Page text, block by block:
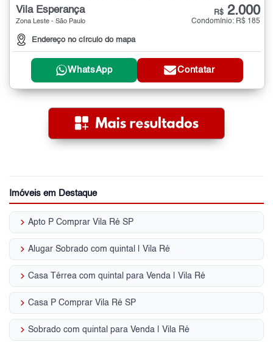
Vila Esperança
Zona Leste - São Paulo
Endereço no círculo do mapa
R$ 2.000
Condomínio: R$ 185
WhatsApp Contatar
Imóveis em Destaque
keyboard_arrow_right Apto P Comprar Vila Ré SP
keyboard_arrow_right Alugar Sobrado com quintal | Vila Ré
keyboard_arrow_right Casa Térrea com quintal para Venda | Vila Ré
keyboard_arrow_right Casa P Comprar Vila Ré SP
keyboard_arrow_right Sobrado com quintal para Venda | Vila Ré